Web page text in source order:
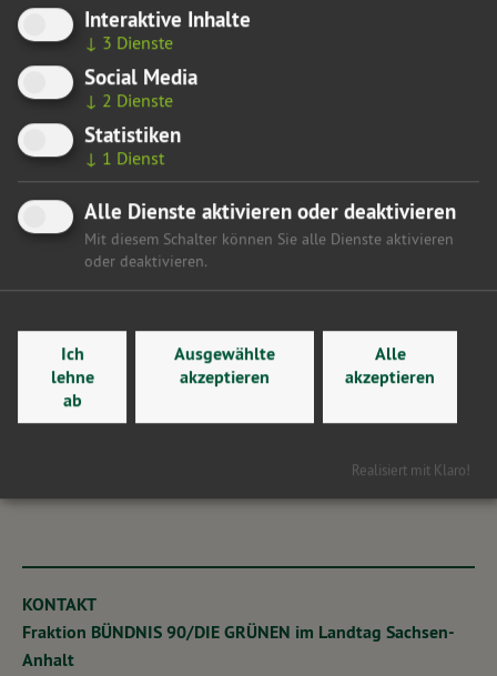
Vorhaben gehörte dabei ein flexibles Budget für Schulen,
das sie bei Bedarf für Vertretungslehrkräfte oder anderes
Fachpersonal einsetzen können. Nun soll die Finanzierung
der Freien Schulen weichen, ein Thema, das längst
überfällig ist und hätte im Haushalt eingeplant werden
müssen. Wir werden weiterhin Druck ausüben, um eine
andere Deckungsquelle heranzuziehen.“
Hier gelangen Sie zurück zur Übersicht
KONTAKT
Fraktion BÜNDNIS 90/DIE GRÜNEN im Landtag Sachsen-
Anhalt
Interaktive Inhalte
↓ 3 Dienste
Social Media
↓ 2 Dienste
Statistiken
↓ 1 Dienst
Alle Dienste aktivieren oder deaktivieren
Mit diesem Schalter können Sie alle Dienste aktivieren
oder deaktivieren.
Ich
lehne
ab
Ausgewählte
akzeptieren
Alle
akzeptieren
Realisiert mit Klaro!